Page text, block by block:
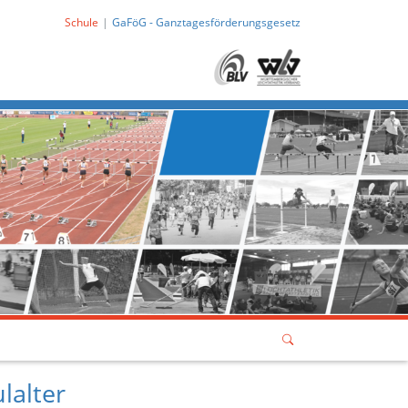
Schule GaFöG - Ganztagesförderungsgesetz